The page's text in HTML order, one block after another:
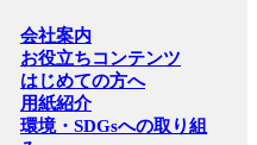
会社案内
お役立ちコンテンツ
はじめての方へ
用紙紹介
環境・SDGsへの取り組